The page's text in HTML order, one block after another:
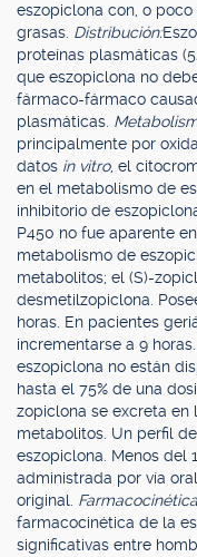
eszopiclona con, o
grasas. Distribución:
proteínas plasmáticas
que eszopiclona no
fármaco-fármaco
plasmáticas.
principalmente por
datos in vitro, el
en el metabolismo de
inhibitorio de
P450 no fue aparente
metabolismo de
metabolitos; el (S)-
desmetilzopiclona.
horas. En pacientes
incrementarse a 9 horas.
eszopiclona no están
hasta el 75% de una
zopiclona se excreta
metabolitos. Un perfil
eszopiclona. Menos del
administrada por vía
original.
farmacocinética de la
significativas entre